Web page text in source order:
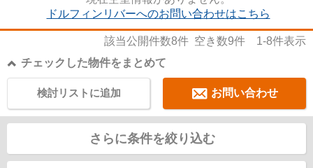
ドルフィンリバーへのお問い合わせはこちら
該当公開件数8件 空き数9件 1-8件表示
チェックした物件をまとめて
お問い合わせ
検討リストに追加
さらに条件を絞り込む